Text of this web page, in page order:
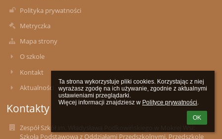
Ta strona wykorzystuje pliki cookies. Korzystając z niej
wyrażasz zgodę na ich używanie, zgodnie z aktualnymi
ustawieniami przeglądarki.
Więcej informacji znajdziesz w Polityce prywatności.
OK
Polityka prywatności
Metryczka
Mapa strony
O szkole
Kontakt
Aktualności
Kontakty
Zespół Szkół im. Władysława Podkowińskiego w Mokrej Wsi:
Szkoła Podstawowa z Oddziałami Przedszkolnymi, Przedszkole